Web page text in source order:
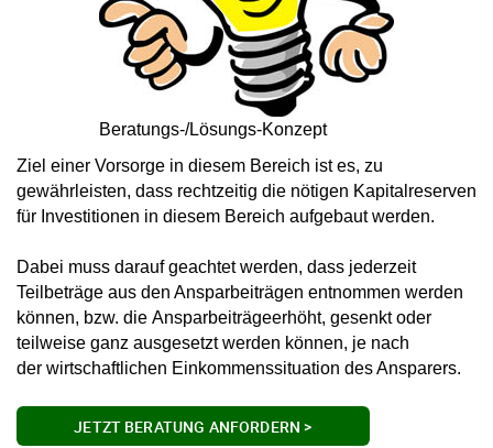
Beratungs-/Lösungs-Konzept
Ziel einer Vorsorge in diesem Bereich ist es, zu
gewährleisten, dass rechtzeitig die nötigen Kapitalreserven
für Investitionen in diesem Bereich aufgebaut werden.
Dabei muss darauf geachtet werden, dass jederzeit
Teilbeträge aus den Ansparbeiträgen entnommen werden
können, bzw. die Ansparbeiträgeerhöht, gesenktoder
teilweise ganz ausgesetztwerden können, je nach
der wirtschaftlichen Einkommenssituation des Ansparers.
JETZT BERATUNG ANFORDERN >